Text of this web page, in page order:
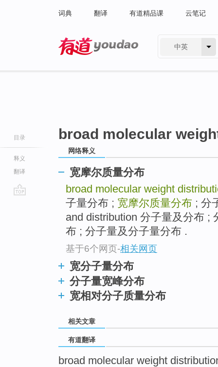
词典 翻译 有道精品课 云笔记
中英
目录
释义
翻译
broad molecular
网络释义
宽摩尔质量分布
broad molecular weight
子量分布 ; 宽摩尔质量分布 ; 分
and distribution 分子量及分布 ;
布 ; 分子量及分子量分布 .
基于6个网页-相关网页
宽分子量分布
分子量宽峰分布
宽相对分子质量分布
相关文章
有道翻译
broad molecular weight